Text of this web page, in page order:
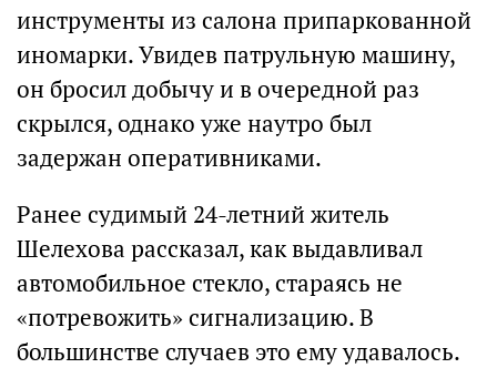
инструменты из салона припаркованной
иномарки. Увидев патрульную машину,
он бросил добычу и в очередной раз
скрылся, однако уже наутро был
задержан оперативниками.
Ранее судимый 24-летний житель
Шелехова рассказал, как выдавливал
автомобильное стекло, стараясь не
«потревожить» сигнализацию. В
большинстве случаев это ему удавалось.